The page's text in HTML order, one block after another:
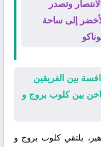
وتصدر
إلى ساحة
بين الفريقين
بين كلوب بروج و
يلتقي كلوب بروج و